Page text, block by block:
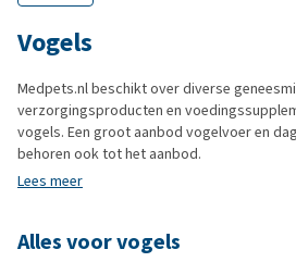
Vogels
Medpets.nl beschikt over diverse
verzorgingsproducten en
vogels. Een groot aanbod vogelvoer en
behoren ook tot het aanbod.
Lees meer
Alles voor vogels